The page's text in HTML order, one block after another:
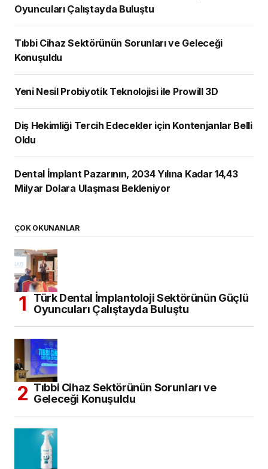
Oyuncuları Çalıştayda Buluştu
Tıbbi Cihaz Sektörünün Sorunları ve Geleceği
Konuşuldu
Yeni Nesil Probiyotik Teknolojisi ile Prowill 3D
Diş Hekimliği Tercih Edecekler için Kontenjanlar Belli
Oldu
Dental İmplant Pazarının, 2034 Yılına Kadar 14,43
Milyar Dolara Ulaşması Bekleniyor
ÇOK OKUNANLAR
Türk Dental İmplantoloji Sektörünün Güçlü
Oyuncuları Çalıştayda Buluştu
Tıbbi Cihaz Sektörünün Sorunları ve
Geleceği Konuşuldu